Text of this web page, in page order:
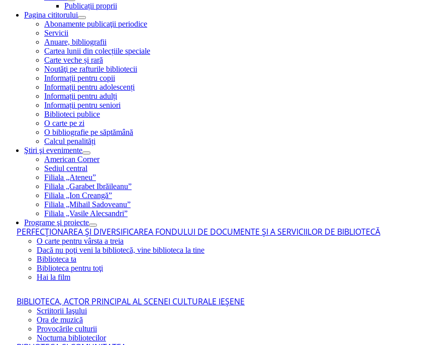
Publicații proprii
Pagina cititorului
Abonamente publicaţii periodice
Servicii
Anuare, bibliografii
Cartea lunii din colecțiile speciale
Carte veche și rară
Noutăţi pe rafturile bibliotecii
Informații pentru copii
Informații pentru adolescenți
Informații pentru adulți
Informații pentru seniori
Biblioteci publice
O carte pe zi
O bibliografie pe săptămână
Calcul penalități
Ştiri şi evenimente
American Corner
Sediul central
Filiala „Ateneu”
Filiala „Garabet Ibrăileanu”
Filiala „Ion Creangă”
Filiala „Mihail Sadoveanu”
Filiala „Vasile Alecsandri”
Programe şi proiecte
PERFECŢIONAREA ŞI DIVERSIFICAREA FONDULUI DE DOCUMENTE ŞI A SERVICIILOR DE BIBLIOTECĂ
O carte pentru vârsta a treia
Dacă nu poţi veni la bibliotecă, vine biblioteca la tine
Biblioteca ta
Biblioteca pentru toţi
Hai la film
BIBLIOTECA, ACTOR PRINCIPAL AL SCENEI CULTURALE IEŞENE
Scriitorii Iaşului
Ora de muzică
Provocările culturii
Nocturna bibliotecilor